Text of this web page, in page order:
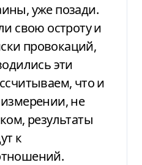
уже позади.
свою остроту и
провокаций,
эти
что и
не
результаты
к